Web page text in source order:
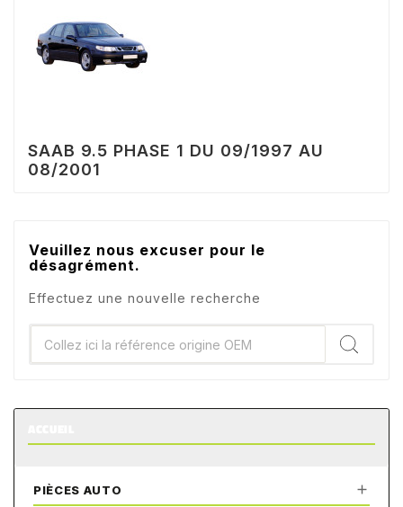
SAAB 9.5 PHASE 1 DU 09/1997 AU
08/2001
Veuillez nous excuser pour le
désagrément.
Effectuez une nouvelle recherche
PIÈCES AUTO 